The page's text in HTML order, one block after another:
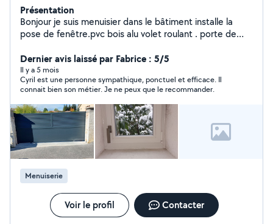
Présentation
Bonjour je suis menuisier dans le bâtiment installe la
pose de fenêtre.pvc bois alu volet roulant . porte de
Dernier avis laissé par Fabrice : 5/5
Il y a 5 mois
Cyril est une personne sympathique, ponctuel et efficace. Il
connait bien son métier. Je ne peux que le recommander.
Menuiserie
Voir le profil Contacter